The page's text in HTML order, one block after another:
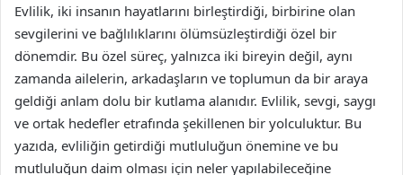
Evlilik, iki insanın hayatlarını birleştirdiği, birbirine olan
sevgilerini ve bağlılıklarını ölümsüzleştirdiği özel bir
dönemdir. Bu özel süreç, yalnızca iki bireyin değil, aynı
zamanda ailelerin, arkadaşların ve toplumun da bir araya
geldiği anlam dolu bir kutlama alanıdır. Evlilik, sevgi, saygı
ve ortak hedefler etrafında şekillenen bir yolculuktur. Bu
yazıda, evliliğin getirdiği mutluluğun önemine ve bu
mutluluğun daim olması için neler yapılabileceğine